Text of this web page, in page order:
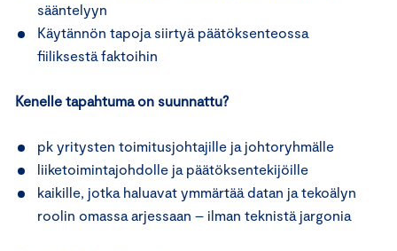
sääntelyyn
Käytännön tapoja siirtyä päätöksenteossa
fiiliksestä faktoihin
Kenelle tapahtuma on suunnattu?
pk yritysten toimitusjohtajille ja johtoryhmälle
liiketoimintajohdolle ja päätöksentekijöille
kaikille, jotka haluavat ymmärtää datan ja tekoälyn
roolin omassa arjessaan – ilman teknistä jargonia